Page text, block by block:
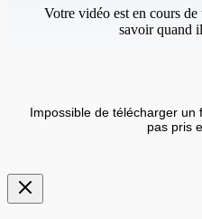
Votre vidéo est en cours
savoir quand
Impossible de télécharger un
pas pris